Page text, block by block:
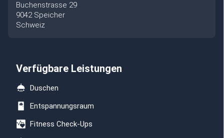
Buchenstrasse 29
9042 Speicher
Schweiz
Verfügbare Leistungen
Duschen
Entspannungsraum
Fitness Check-Ups